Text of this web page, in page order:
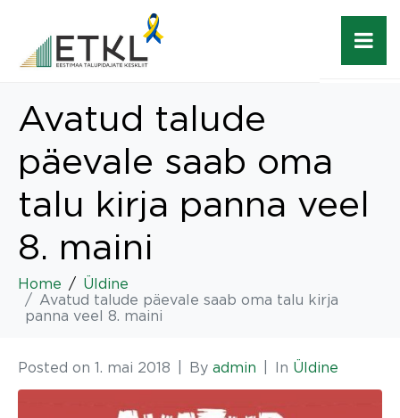
Avatud talude
päevale saab oma
talu kirja panna veel
8. maini
Home
Üldine
Avatud talude päevale saab oma talu kirja
panna veel 8. maini
Posted on 1. mai 2018 By admin In Üldine